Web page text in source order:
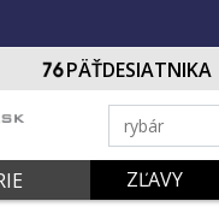
PÄŤDESIATNIKA
ZĽAVY